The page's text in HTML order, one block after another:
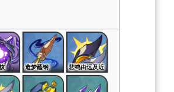
造梦蘸钢 悲鸣由远及近